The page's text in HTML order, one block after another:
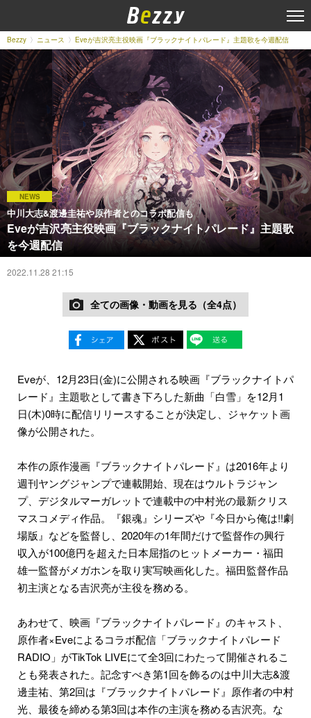
Bezzy ニュース Eveが吉沢亮主役映画『ブラックナイトパレード』主題歌を今週配信
NEWS
中川大志&渡邊圭祐や原作者とのコラボ配信も
Eveが吉沢亮主役映画『ブラックナイトパレード』主題歌
を今週配信
2022.11.28 21:15
全ての画像・動画を見る（全4点）
Eveが、12月23日(金)に公開される映画『ブラックナイトパ
レード』主題歌として書き下ろした新曲「白雪」を12月1
日(木)0時に配信リリースすることが決定し、ジャケット画
像が公開された。
本作の原作漫画『ブラックナイトパレード』は2016年より
週刊ヤングジャンプで連載開始、現在はウルトラジャン
プ、デジタルマーガレットで連載中の中村光の最新クリス
マスコメディ作品。『銀魂』シリーズや『今日から俺は!!劇
場版』などを監督し、2020年の1年間だけで監督作の興行
収入が100億円を超えた日本屈指のヒットメーカー・福田
雄一監督がメガホンを取り実写映画化した。福田監督作品
初主演となる吉沢亮が主役を務める。
あわせて、映画『ブラックナイトパレード』のキャスト、
原作者×Eveによるコラボ配信「ブラックナイトパレード
RADIO」がTikTok LIVEにて全3回にわたって開催されるこ
とも発表された。記念すべき第1回を飾るのは中川大志&渡
邊圭祐、第2回は『ブラックナイトパレード』原作者の中村
光、最後を締める第3回は本作の主演を務める吉沢亮。な